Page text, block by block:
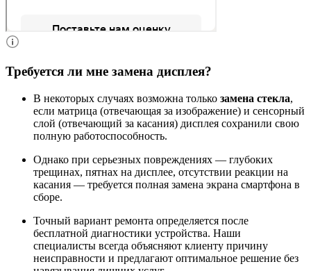
Требуется ли мне замена дисплея?
В некоторых случаях возможна только замена стекла,
если матрица (отвечающая за изображение) и сенсорный
слой (отвечающий за касания) дисплея сохранили свою
полную работоспособность.
Однако при серьезных повреждениях — глубоких
трещинах, пятнах на дисплее, отсутствии реакции на
касания — требуется полная замена экрана смартфона в
сборе.
Точный вариант ремонта определяется после
бесплатной диагностики устройства. Наши
специалисты всегда объясняют клиенту причину
неисправности и предлагают оптимальное решение без